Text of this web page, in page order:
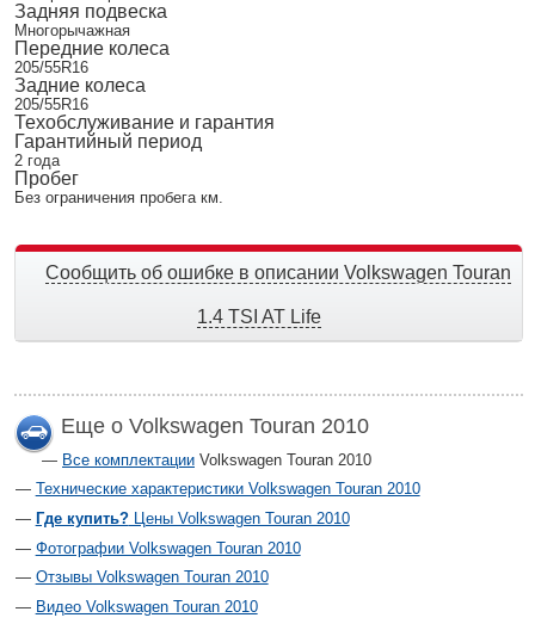
Задняя подвеска
Многорычажная
Передние колеса
205/55R16
Задние колеса
205/55R16
Техобслуживание и гарантия
Гарантийный период
2 года
Пробег
Без ограничения пробега км.
Сообщить об ошибке в описании Volkswagen Touran
1.4 TSI AT Life
Еще о Volkswagen Touran 2010
Все комплектации Volkswagen Touran 2010
Технические характеристики Volkswagen Touran 2010
Где купить?Цены Volkswagen Touran 2010
Фотографии Volkswagen Touran 2010
Отзывы Volkswagen Touran 2010
Видео Volkswagen Touran 2010